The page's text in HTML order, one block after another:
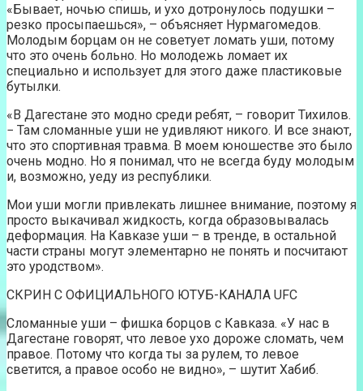
«Бывает, ночью спишь, и ухо дотронулось подушки –
резко просыпаешься», – объясняет Нурмагомедов.
Молодым борцам он не советует ломать уши, потому
что это очень больно. Но молодежь ломает их
специально и использует для этого даже пластиковые
бутылки.
«В Дагестане это модно среди ребят, – говорит Тихилов.
− Там сломанные уши не удивляют никого. И все знают,
что это спортивная травма. В моем юношестве это было
очень модно. Но я понимал, что не всегда буду молодым
и, возможно, уеду из республики.
Мои уши могли привлекать лишнее внимание, поэтому я
просто выкачивал жидкость, когда образовывалась
деформация. На Кавказе уши – в тренде, в остальной
части страны могут элементарно не понять и посчитают
это уродством».
СКРИН С ОФИЦИАЛЬНОГО ЮТУБ-КАНАЛА UFC
Сломанные уши – фишка борцов с Кавказа. «У нас в
Дагестане говорят, что левое ухо дороже сломать, чем
правое. Потому что когда ты за рулем, то левое
светится, а правое особо не видно», – шутит Хабиб.